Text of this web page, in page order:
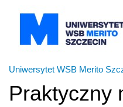
Uniwersytet WSB Merito
Praktyczny